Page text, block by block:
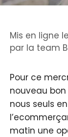
Mis en ligne
par la team
Pour ce
nouveau
nous seuls
matin une